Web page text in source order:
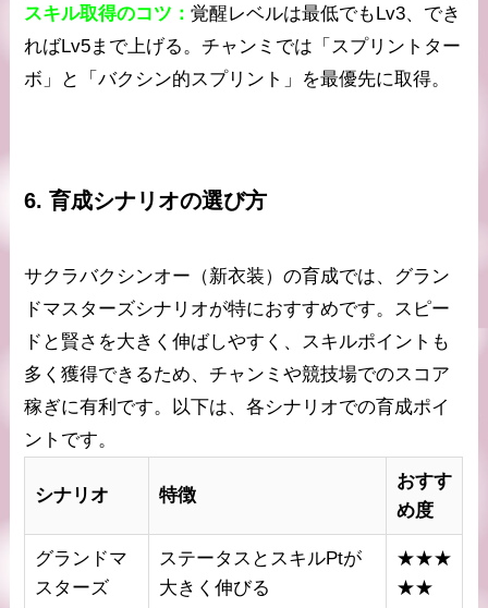
スキル取得のコツ：覚醒レベルは最低でもLv3、でき
ればLv5まで上げる。チャンミでは「スプリントター
ボ」と「バクシン的スプリント」を最優先に取得。
6. 育成シナリオの選び方
サクラバクシンオー（新衣装）の育成では、グラン
ドマスターズシナリオが特におすすめです。スピー
ドと賢さを大きく伸ばしやすく、スキルポイントも
多く獲得できるため、チャンミや競技場でのスコア
稼ぎに有利です。以下は、各シナリオでの育成ポイ
ントです。
シナリオ 特徴
おすす
め度
グランドマ
スターズ
ステータスとスキルPtが
大きく伸びる
★★★
★★